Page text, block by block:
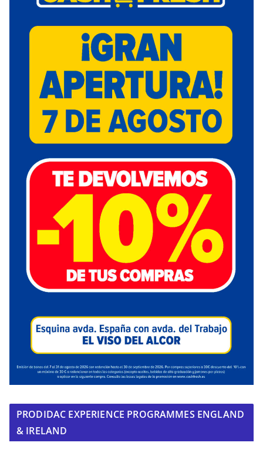
PRODIDAC EXPERIENCE PROGRAMMES ENGLAND
& IRELAND